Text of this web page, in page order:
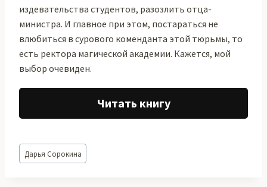
издевательства студентов, разозлить отца-
министра. И главное при этом, постараться не
влюбиться в сурового коменданта этой тюрьмы, то
есть ректора магической академии. Кажется, мой
выбор очевиден.
Читать книгу
Метки
записи:
Дарья Сорокина